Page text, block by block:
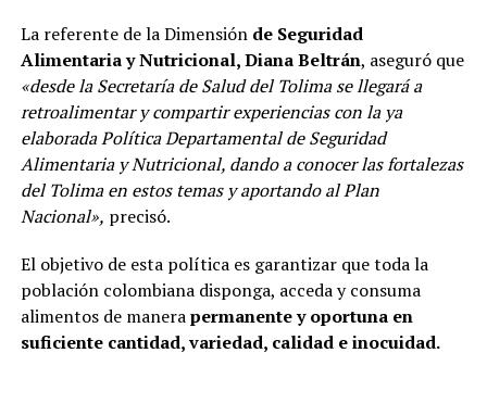
La referente de la Dimensión de Seguridad
Alimentaria y Nutricional, Diana Beltrán, aseguró que
«desde la Secretaría de Salud del Tolima se llegará a
retroalimentar y compartir experiencias con la ya
elaborada Política Departamental de Seguridad
Alimentaria y Nutricional, dando a conocer las fortalezas
del Tolima en estos temas y aportando al Plan
Nacional», precisó.
El objetivo de esta política es garantizar que toda la
población colombiana disponga, acceda y consuma
alimentos de manerapermanente y oportuna en
suficiente cantidad, variedad, calidad e inocuidad.